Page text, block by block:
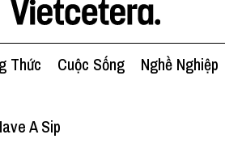
Thức Cuộc Sống Nghề Nghiệp
A Sip